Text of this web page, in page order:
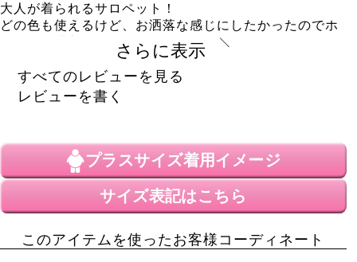
大人が着られるサロペット！
どの色も使えるけど、お洒落な感じにしたかったのでホ
大正解！色違い買いすれば良かったー！
さらに表示
すべてのレビューを見る
レビューを書く
プラスサイズ着用イメージ
サイズ表記はこちら
このアイテムを使ったお客様コーディネート